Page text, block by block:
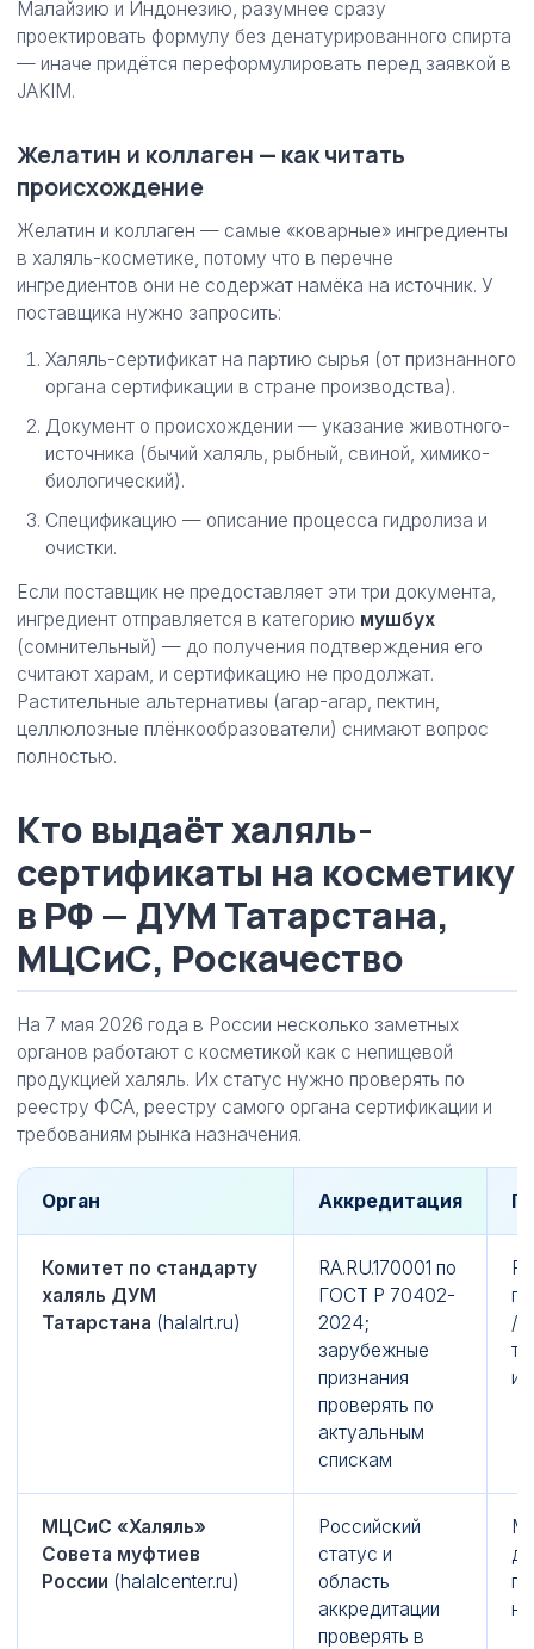
Малайзию и Индонезию, разумнее сразу
проектировать формулу без денатурированного спирта
— иначе придётся переформулировать перед заявкой в
JAKIM.
Желатин и коллаген — как читать
происхождение
Желатин и коллаген — самые «коварные» ингредиенты
в халяль-косметике, потому что в перечне
ингредиентов они не содержат намёка на источник. У
поставщика нужно запросить:
Халяль-сертификат на партию сырья (от признанного
органа сертификации в стране производства).
Документ о происхождении — указание животного-
источника (бычий халяль, рыбный, свиной, химико-
биологический).
Спецификацию — описание процесса гидролиза и
очистки.
Если поставщик не предоставляет эти три документа,
ингредиент отправляется в категорию мушбух
(сомнительный) — до получения подтверждения его
считают харам, и сертификацию не продолжат.
Растительные альтернативы (агар-агар, пектин,
целлюлозные плёнкообразователи) снимают вопрос
полностью.
Кто выдаёт халяль-
сертификаты на косметику
в РФ — ДУМ Татарстана,
МЦСиС, Роскачество
На 7 мая 2026 года в России несколько заметных
органов работают с косметикой как с непищевой
продукцией халяль. Их статус нужно проверять по
реестру ФСА, реестру самого органа сертификации и
требованиям рынка назначения.
Орган Аккредитация
Комитет по стандарту
халяль ДУМ
Татарстана (halalrt.ru)
RA.RU.170001 по
ГОСТ Р 70402-
2024;
зарубежные
признания
проверять по
актуальным
спискам
/
МЦСиС «Халяль»
Совета муфтиев
России (halalcenter.ru)
Российский
статус и
область
аккредитации
проверять в